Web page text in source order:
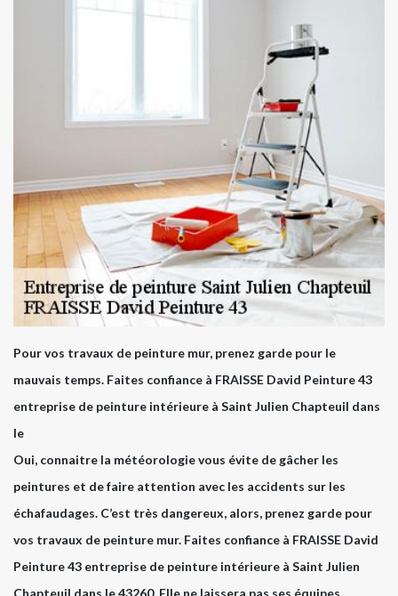
Pour vos travaux de peinture mur, prenez garde pour le
mauvais temps. Faites confiance à FRAISSE David Peinture 43
entreprise de peinture intérieure à Saint Julien Chapteuil dans
le
Oui, connaitre la météorologie vous évite de gâcher les
peintures et de faire attention avec les accidents sur les
échafaudages. C’est très dangereux, alors, prenez garde pour
vos travaux de peinture mur. Faites confiance à FRAISSE David
Peinture 43 entreprise de peinture intérieure à Saint Julien
Chapteuil dans le 43260. Elle ne laissera pas ses équipes